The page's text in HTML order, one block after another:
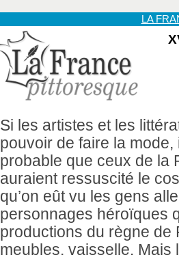
LA
Si les artistes et les
pouvoir de faire la mode,
probable que ceux de la
auraient ressuscité le
qu’on eût vu les gens
personnages héroïques
productions du règne de
meubles, vaisselle. Mais